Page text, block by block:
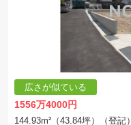
広さが似ている
1556万4000円
144.93m²（43.84坪）（登記）